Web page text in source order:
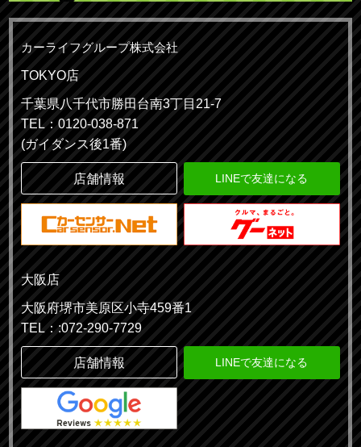
カーライフグループ株式会社
TOKYO店
千葉県八千代市勝田台南3丁目21-7
TEL：0120-038-871
(ガイダンス後1番)
店舗情報 LINEで友達になる
大阪店
大阪府堺市美原区小寺459番1
TEL：:072-290-7729
店舗情報 LINEで友達になる